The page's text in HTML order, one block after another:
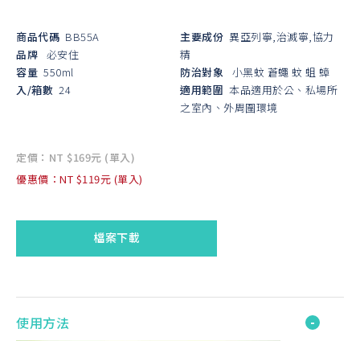
商品代碼 BB55A
品牌 必安住
容量 550ml
入/箱數 24
主要成份 異亞列寧,治滅寧,協力
精
防治對象 小黑蚊 蒼蠅 蚊 蛆 蟑
適用範圍 本品適用於公、私場所
之室內、外周圍環境
定價：NT $169元 (單入)
優惠價：NT $119元 (單入)
檔案下載
使用方法